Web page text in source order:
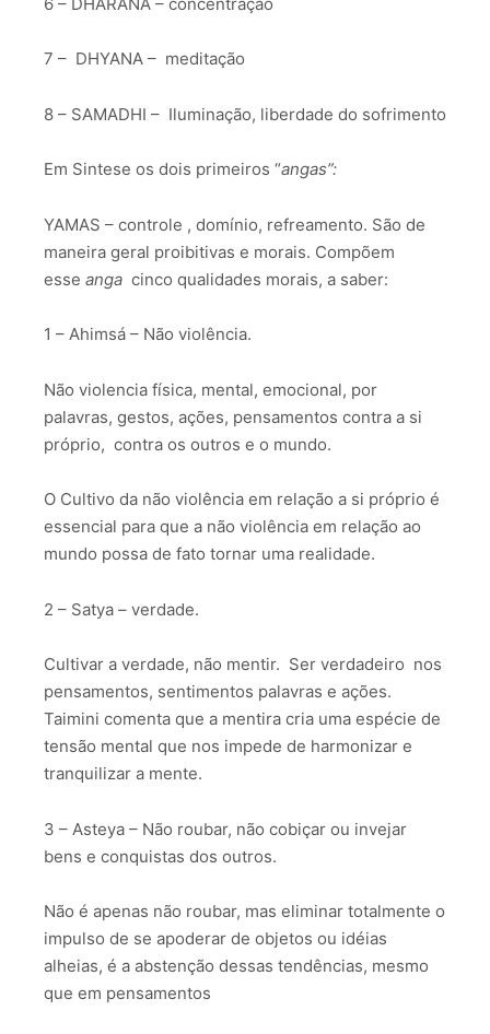
7 – DHYANA – meditação
8 – SAMADHI – Iluminação, liberdade do sofrimento
Em Sintese os dois primeiros “angas”:
YAMAS – controle , domínio, refreamento. São de
maneira geral proibitivas e morais. Compõem
esse anga cinco qualidades morais, a saber:
1 – Ahimsá – Não violência.
Não violencia física, mental, emocional, por
palavras, gestos, ações, pensamentos contra a si
próprio, contra os outros e o mundo.
O Cultivo da não violência em relação a si próprio é
essencial para que a não violência em relação ao
mundo possa de fato tornar uma realidade.
2 – Satya – verdade.
Cultivar a verdade, não mentir. Ser verdadeiro nos
pensamentos, sentimentos palavras e ações.
Taimini comenta que a mentira cria uma espécie de
tensão mental que nos impede de harmonizar e
tranquilizar a mente.
3 – Asteya – Não roubar, não cobiçar ou invejar
bens e conquistas dos outros.
Não é apenas não roubar, mas eliminar totalmente o
impulso de se apoderar de objetos ou idéias
alheias, é a abstenção dessas tendências, mesmo
que em pensamentos